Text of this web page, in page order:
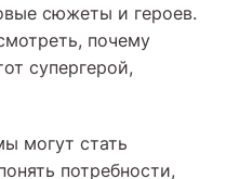
сюжеты и героев.
почему
супергерой,
могут стать
потребности,